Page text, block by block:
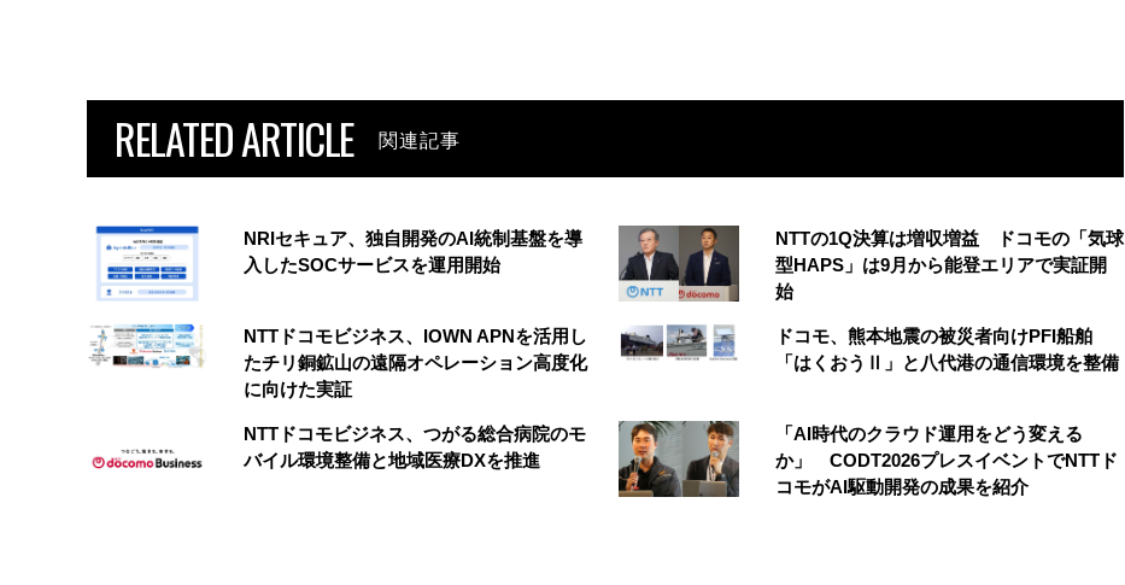
RELATED ARTICLE 関連記事
NRIセキュア、独自開発のAI統制基盤を導
入したSOCサービスを運用開始
NTTの1Q決算は増収増益 ドコモの「気球
型HAPS」は9月から能登エリアで実証開
始
NTTドコモビジネス、IOWN APNを活用し
たチリ銅鉱山の遠隔オペレーション高度化
に向けた実証
ドコモ、熊本地震の被災者向けPFI船舶
「はくおうⅡ」と八代港の通信環境を整備
NTTドコモビジネス、つがる総合病院のモ
バイル環境整備と地域医療DXを推進
「AI時代のクラウド運用をどう変える
か」 CODT2026プレスイベントでNTTド
コモがAI駆動開発の成果を紹介